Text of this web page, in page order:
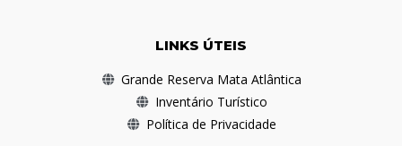
LINKS ÚTEIS
Grande Reserva Mata Atlântica
Inventário Turístico
Política de Privacidade